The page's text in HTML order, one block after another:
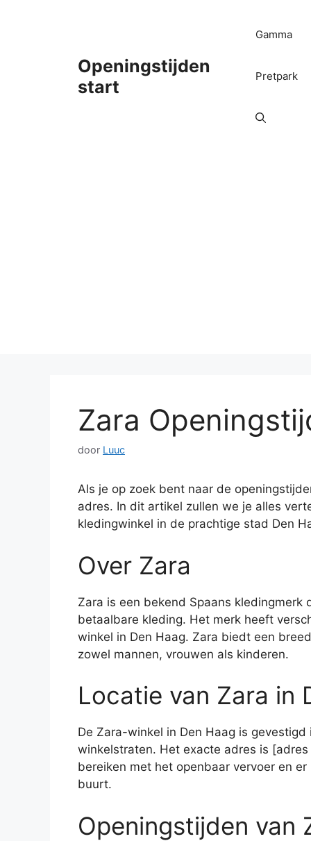
Openingstijden
start
Gamma
Pretpark
Zara
door Luuc
Als je op zoek bent naar de
adres. In dit artikel zullen we je alles
kledingwinkel in de prachtige stad Den
Over Zara
Zara is een bekend Spaans
betaalbare kleding. Het merk heeft
winkel in Den Haag. Zara biedt een
zowel mannen, vrouwen als kinderen.
Locatie van Zara in
De Zara-winkel in Den Haag is
winkelstraten. Het exacte adres is
bereiken met het openbaar vervoer en
buurt.
Openingstijden van